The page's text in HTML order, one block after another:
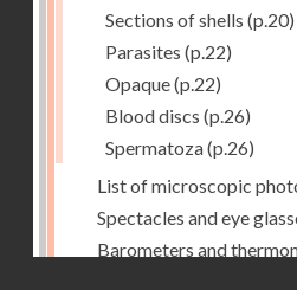
Sections of shells (p.20)
Parasites (p.22)
Opaque(p.22)
Blood discs (p.26)
Spermatoza(p.26)
List of microscopic
Spectacles and eye
Barometers and